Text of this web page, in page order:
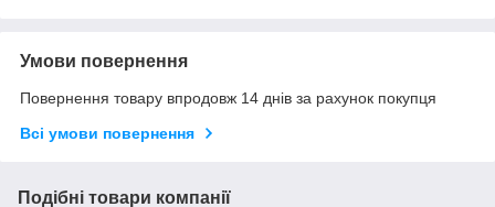
Умови повернення
Повернення товару впродовж 14 днів за рахунок покупця
Всі умови повернення
Подібні товари компанії